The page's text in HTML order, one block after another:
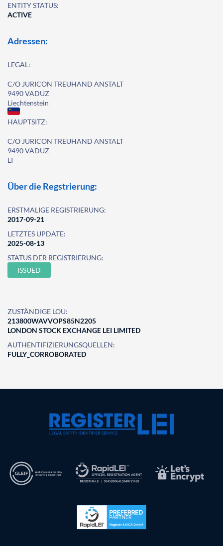
ENTITY STATUS:
ACTIVE
Adressen:
LEGAL:
C/O JURICON TREUHAND ANSTALT
9490 VADUZ
Liechtenstein
HAUPTSITZ:
C/O JURICON TREUHAND ANSTALT
9490 VADUZ
LI
Über die Regstrierung:
ERSTMALIGE REGISTRIERUNG:
2017-09-21
LETZTES UPDATE:
2025-08-13
STATUS DER REGISTRIERUNG:
ISSUED
ZUSTÄNDIGE LOU:
213800WAVVOPS85N2205
LONDON STOCK EXCHANGE LEI LIMITED
AUTHENTIFIZIERUNGSQUELLEN:
FULLY_CORROBORATED